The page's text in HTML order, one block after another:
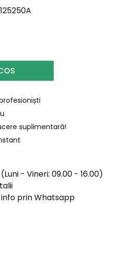
suplimentară!
- Vineri: 09.00 - 16.00)
info prin Whatsapp